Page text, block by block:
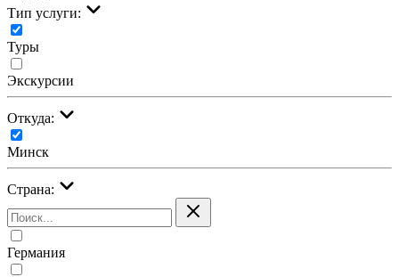
Тип услуги:
Туры
Экскурсии
Откуда:
Минск
Страна:
Германия